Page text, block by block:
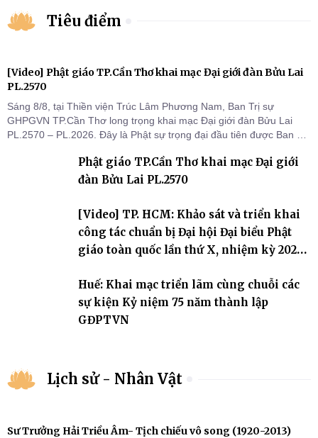
Tiêu điểm
[Video] Phật giáo TP.Cần Thơ khai mạc Đại giới đàn Bửu Lai
PL.2570
Sáng 8/8, tại Thiền viện Trúc Lâm Phương Nam, Ban Trị sự
GHPGVN TP.Cần Thơ long trọng khai mạc Đại giới đàn Bửu Lai
PL.2570 – PL.2026. Đây là Phật sự trọng đại đầu tiên được Ban Trị
thứ I, thể hiện sự quan tâm đối với công tác truyền giới, đào tạo
Tăng tài và tiếp nối mạng mạch Tăng-g
Phật giáo TP.Cần Thơ khai mạc Đại giới
đàn Bửu Lai PL.2570
[Video] TP. HCM: Khảo sát và triển khai
công tác chuẩn bị Đại hội Đại biểu Phật
giáo toàn quốc lần thứ X, nhiệm kỳ 2026-
Huế: Khai mạc triển lãm cùng chuỗi các
sự kiện Kỷ niệm 75 năm thành lập
GĐPTVN
Lịch sử - Nhân Vật
Sư Trưởng Hải Triều Âm- Tịch chiếu vô song (1920-2013)